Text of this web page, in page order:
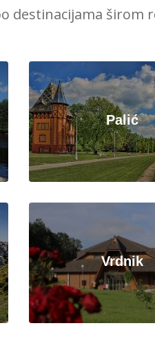
destinacijama širom
Palić
Vrdnik